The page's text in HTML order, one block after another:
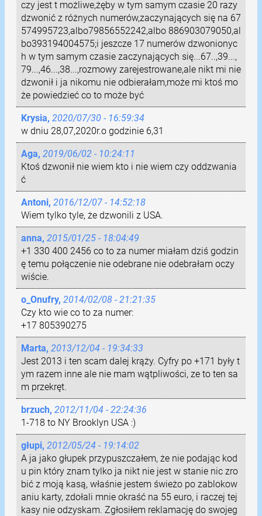
czy jest t możliwe,żęby w tym samym czasie 20 razy
dzwonić z różnych numerów,zaczynających się na 67
574995723,albo79856552242,albo 886903079050,al
bo393194004575;i jeszcze 17 numerów dzwonionyc
h w tym samym czasie zaczynających się...67..,39...,
79...,46...,38...,rozmowy zarejestrowane,ale nikt mi nie
dzwonił i ja nikomu nie odbierałam,może mi ktoś mo
że powiedzieć co to może być
Krysia, 2020/07/30 - 16:59:34
w dniu 28,07,2020r.o godzinie 6,31
Aga, 2019/06/02 - 10:24:11
Ktoś dzwonił nie wiem kto i nie wiem czy oddzwania
ć
Antoni, 2016/12/07 - 14:52:18
Wiem tylko tyle, że dzwonili z USA.
anna, 2015/01/25 - 18:04:49
+1 330 400 2456 co to za numer miałam dziś godzin
ę temu połączenie nie odebrane nie odebrałam oczy
wiście.
o_Onufry, 2014/02/08 - 21:21:35
Czy kto wie co to za numer:
+17 805390275
Marta, 2013/12/04 - 19:34:33
Jest 2013 i ten scam dalej krąży. Cyfry po +171 były t
ym razem inne ale nie mam wątpliwości, ze to ten sa
m przekręt.
brzuch, 2012/11/04 - 22:24:36
1-718 to NY Brooklyn USA :)
głupi, 2012/05/24 - 19:14:02
A ja jako głupek przypuszczałem, że nie podając kod
u pin który znam tylko ja nikt nie jest w stanie nic zro
bić z moją kasą, właśnie jestem świeżo po zablokow
aniu karty, zdołali mnie okraść na 55 euro, i raczej tej
kasy nie odzyskam. Zgłosiłem reklamację do swojeg